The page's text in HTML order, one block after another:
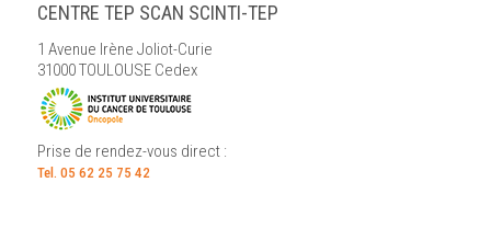
CENTRE TEP SCAN SCINTI-TEP
1 Avenue Irène Joliot-Curie
31000 TOULOUSE Cedex
Prise de rendez-vous direct :
Tel. 05 62 25 75 42